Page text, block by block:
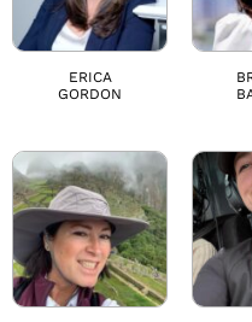
ERICA
GORDON